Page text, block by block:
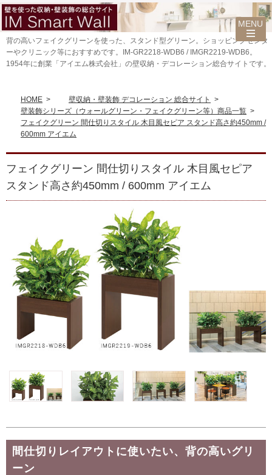
背の高いフェイクグリーンを使った、スタンド型グリーン。ショッピングセンタ
ーやクリニック等におすすめです。IM-GR2218-WDB6 / IMGR2219-WDB6。
1954年に創業「アイエム株式会社」の壁収納・デコレーション総合サイトです。
HOME > 壁収納・壁装飾 デコレーション 総合サイト
>
壁装飾シリーズ（ウォールグリーン・フェイクグリーン等）商品一覧 >
フェイクグリーン 間仕切りスタイル 木目風セピア スタンド高さ約450mm /
600mm アイエム
フェイクグリーン 間仕切りスタイル 木目風セピア
スタンド高さ約450mm / 600mm アイエム
間仕切りレイアウトに使いたい、背の高いグリ
ーン